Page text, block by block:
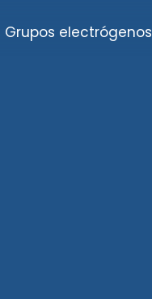
Grupos electrógenos